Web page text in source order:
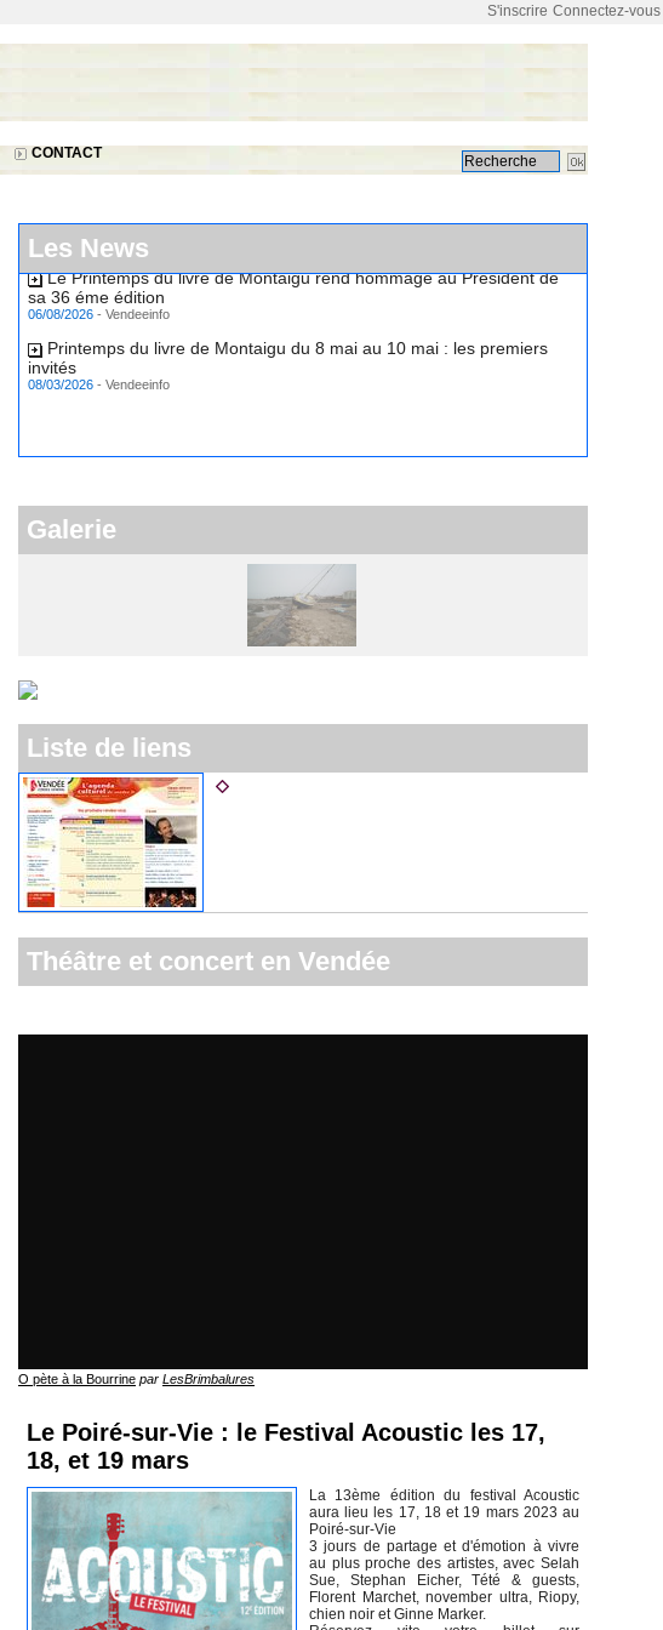
Connectez-vous
S'inscrire
CONTACT
Les News
sa 36 éme édition
06/08/2026 -Vendeeinfo
Printemps du livre de Montaigu du 8 mai au 10 mai : les premiers
invités
08/03/2026
Galerie
Liste de liens
Théâtre et concert en Vendée
O pète à la Bourrine par LesBrimbalures
Le Poiré-sur-Vie : le Festival Acoustic les 17,
18, et 19 mars
La 13ème édition du festival Acoustic
aura lieu les 17, 18 et 19 mars 2023 au
Poiré-sur-Vie
3 jours de partage et d'émotion à vivre
au plus proche des artistes, avec Selah
Sue, Stephan Eicher, Tété & guests,
Florent Marchet, november ultra, Riopy,
chien noir et Ginne Marker.